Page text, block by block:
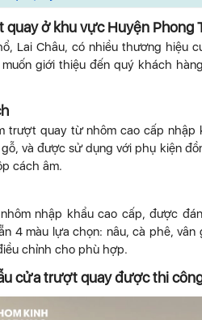
ở khu vực Huyện Phong
Lai Châu, có nhiều thương
giới thiệu đến quý khách
trượt quay từ nhôm cao cấp
gỗ, và được sử dụng với phụ kiện
cách âm.
nhập khẩu cao cấp, được
4 màu lựa chọn: nâu, cà phê,
chỉnh cho phù hợp.
cửa trượt quay được thi